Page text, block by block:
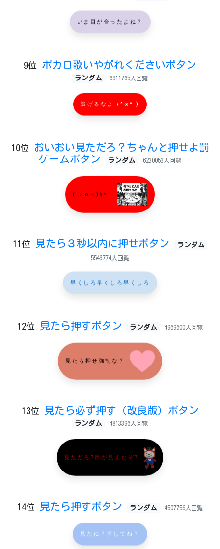
いま目が合ったよね？
9位 ボカロ歌いやがれくださいボタン
ランダム 6811765人回覧
逃げるなよ（^ω^ )
10位
おいおい見ただろ？ちゃんと押せよ罰
ゲームボタン
ランダム 6230053人回覧
( ＞o＜)ｷｬｰ
11位 見たら３秒以内に押せボタン ランダム
5543774人回覧
早くしろ早くしろ早くしろ
12位 見たら押すボタン ランダム 4969600人回覧
見たら押せ強制な？
13位 見たら必ず押す（改良版）ボタン
ランダム 4813396人回覧
見ただろ?目が見えたぞ?
14位 見たら押すボタン ランダム 4507756人回覧
見たね？押してね？